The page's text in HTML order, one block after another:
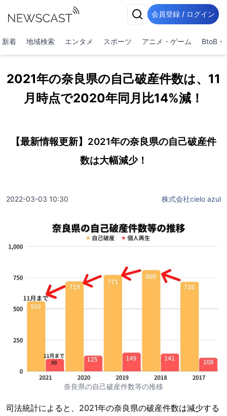
会員登録 / ログイン
新着 地域検索 エンタメ スポーツ アニメ・ゲーム BtoB・
2021年の奈良県の自己破産件数は、11
月時点で2020年同月比14%減！
【最新情報更新】2021年の奈良県の自己破産件
数は大幅減少！
2022-03-03 10:30 株式会社cielo azul
奈良県の自己破産件数等の推移
司法統計によると、2021年の奈良県の破産件数は減少する